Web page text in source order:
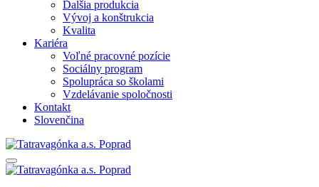
Ďalšia produkcia
Vývoj a konštrukcia
Kvalita
Kariéra
Voľné pracovné pozície
Sociálny program
Spolupráca so školami
Vzdelávanie spoločnosti
Kontakt
Slovenčina